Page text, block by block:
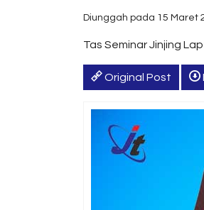
Diunggah pada 15 Maret
Tas Seminar Jinjing
Original Post